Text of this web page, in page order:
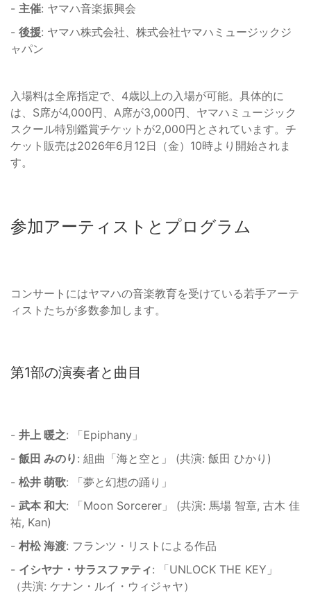
- 主催: ヤマハ音楽振興会
- 後援: ヤマハ株式会社、株式会社ヤマハミュージックジ
ャパン
入場料は全席指定で、4歳以上の入場が可能。具体的に
は、S席が4,000円、A席が3,000円、ヤマハミュージック
スクール特別鑑賞チケットが2,000円とされています。チ
ケット販売は2026年6月12日（金）10時より開始されま
す。
参加アーティストとプログラム
コンサートにはヤマハの音楽教育を受けている若手アーテ
ィストたちが多数参加します。
第1部の演奏者と曲目
- 井上 暖之: 「Epiphany」
- 飯田 みのり : 組曲「海と空と」 (共演: 飯田 ひかり)
- 松井 萌歌: 「夢と幻想の踊り」
- 武本 和大: 「Moon Sorcerer」 (共演: 馬場 智章, 古木 佳
祐, Kan)
- 村松 海渡: フランツ・リストによる作品
- イシヤナ・サラスファティ: 「UNLOCK THE KEY」
（共演: ケナン・ルイ・ウィジャヤ）